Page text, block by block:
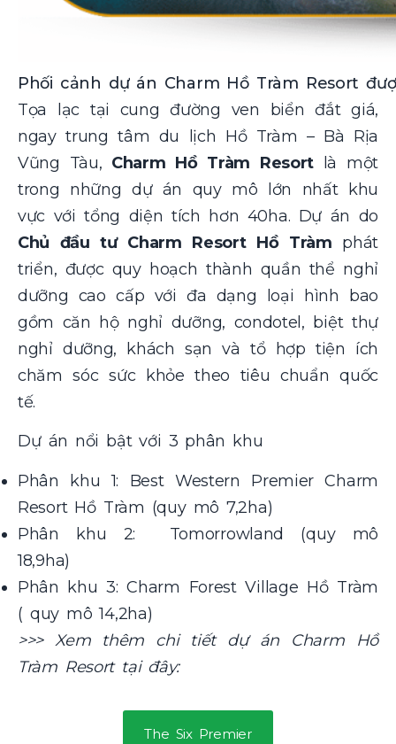
Phối cảnh dự án Charm Hồ Tràm Resort
Tọa lạc tại cung đường ven biển đắt giá,
ngay trung tâm du lịch Hồ Tràm – Bà Rịa
Vũng Tàu, Charm Hồ Tràm Resort là một
trong những dự án quy mô lớn nhất khu
vực với tổng diện tích hơn 40ha. Dự án do
Chủ đầu tư Charm Resort Hồ Tràm phát
triển, được quy hoạch thành quần thể nghỉ
dưỡng cao cấp với đa dạng loại hình bao
gồm căn hộ nghỉ dưỡng, condotel, biệt thự
nghỉ dưỡng, khách sạn và tổ hợp tiện ích
chăm sóc sức khỏe theo tiêu chuẩn quốc
tế.
Dự án nổi bật với 3 phân khu
Phân khu 1: Best Western Premier Charm
Resort Hồ Tràm (quy mô 7,2ha)
Phân khu 2: Tomorrowland (quy mô
18,9ha)
Phân khu 3: Charm Forest Village Hồ Tràm
( quy mô 14,2ha)
>>> Xem thêm chi tiết dự án Charm Hồ
Tràm Resort tại đây:
The Six Premier